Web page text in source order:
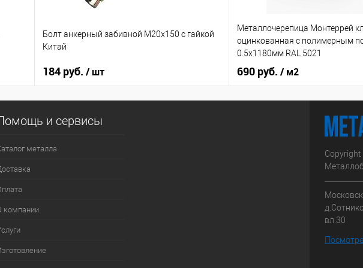
Болт анкерный забивной М20х150 с гайкой
Китай
184 руб. / шт
Металлочерепица Монтеррей
оцинкованная с полимерным
0.5x1180мм RAL 5021
690 руб. / м2
и сервисы
металла
компании
вл.30